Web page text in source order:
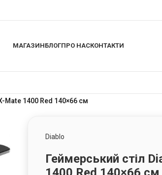
МАГАЗИНБЛОГПРО НАСКОНТАКТИ
Mate 1400 Red 140×66 см
Diablo
Геймерський стіл